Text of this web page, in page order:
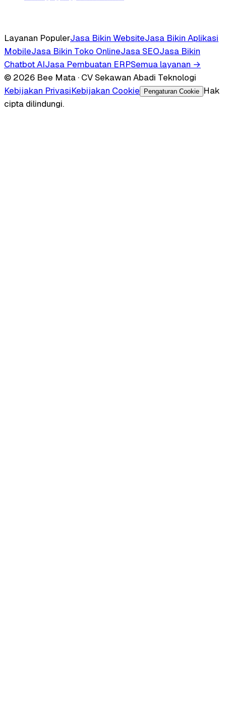
Layanan PopulerJasa Bikin WebsiteJasa Bikin Aplikasi
MobileJasa Bikin Toko OnlineJasa SEOJasa Bikin
Chatbot AIJasa Pembuatan ERPSemua layanan →
© 2026 Bee Mata · CV Sekawan Abadi Teknologi
Kebijakan PrivasiKebijakan Cookie Pengaturan Cookie
Hak
cipta dilindungi.